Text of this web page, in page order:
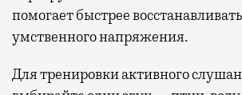
помогает быстрее
умственного напряжения.
Для тренировки активного